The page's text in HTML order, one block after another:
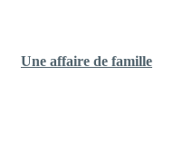
Une affaire de famille